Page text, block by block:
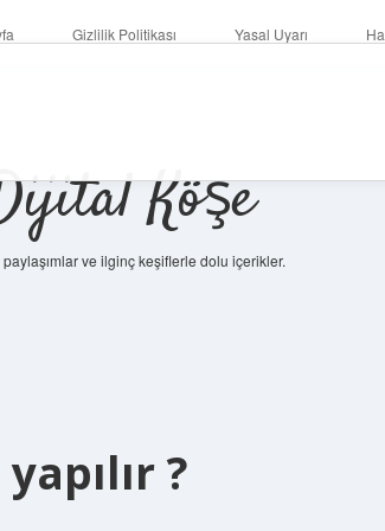
Gizlilik Politikası Yasal Uyarı
Köşe
ve ilginç keşiflerle dolu içerikler.
?